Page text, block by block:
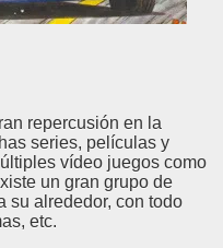
repercusión en la
series, películas y
vídeo juegos como
un gran grupo de
su alrededor, con todo
etc.